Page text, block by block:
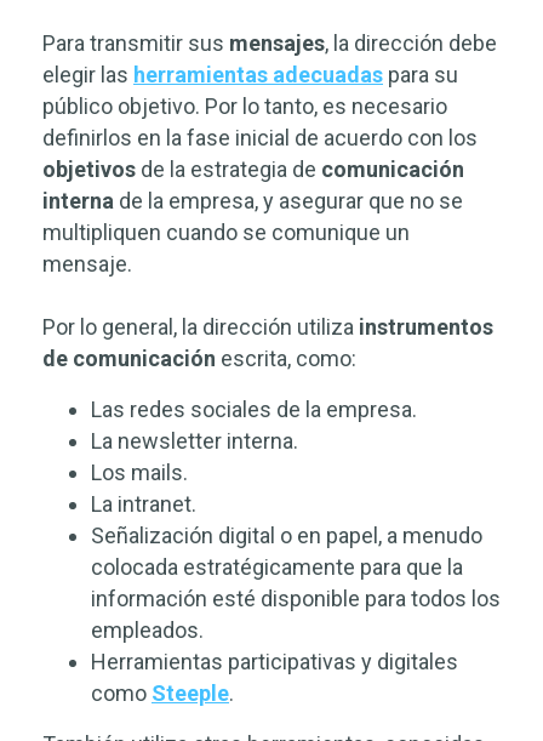
Para transmitir sus mensajes, la dirección debe
elegir las herramientas adecuadas para su
público objetivo. Por lo tanto, es necesario
definirlos en la fase inicial de acuerdo con los
objetivos de la estrategia de comunicación
interna de la empresa, y asegurar que no se
multipliquen cuando se comunique un
mensaje.
Por lo general, la dirección utiliza instrumentos
de comunicación escrita, como:
Las redes sociales de la empresa.
La newsletter interna.
Los mails.
La intranet.
Señalización digital o en papel, a menudo
colocada estratégicamente para que la
información esté disponible para todos los
empleados.
Herramientas participativas y digitales
como Steeple.